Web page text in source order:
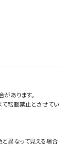
あります。
転載禁止とさせてい
異なって見える場合